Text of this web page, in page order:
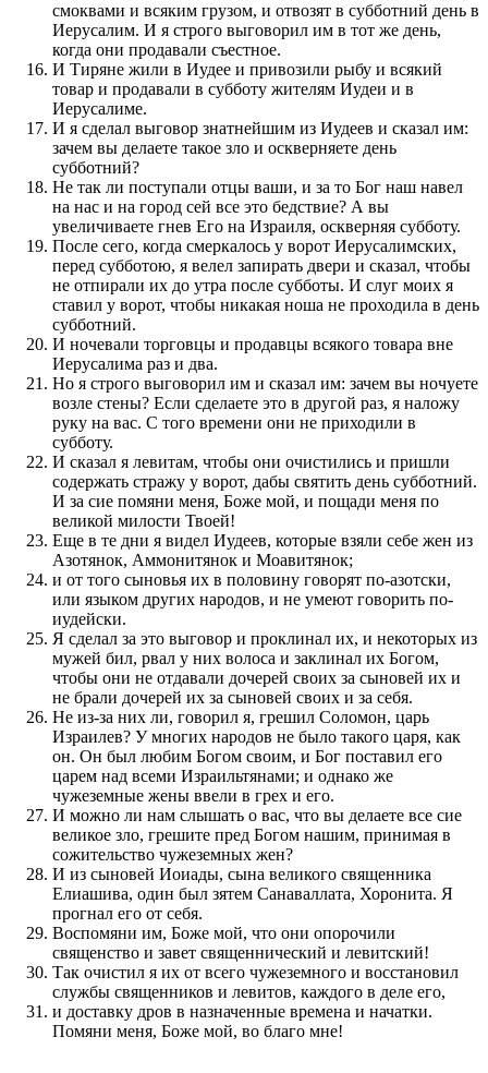
смоквами и всяким грузом, и отвозят в субботний день в
Иерусалим. И я строго выговорил им в тот же день,
когда они продавали съестное.
И Тиряне жили в Иудее и привозили рыбу и всякий
товар и продавали в субботу жителям Иудеи и в
Иерусалиме.
И я сделал выговор знатнейшим из Иудеев и сказал им:
зачем вы делаете такое зло и оскверняете день
субботний?
Не так ли поступали отцы ваши, и за то Бог наш навел
на нас и на город сей все это бедствие? А вы
увеличиваете гнев Его на Израиля, оскверняя субботу.
После сего, когда смеркалось у ворот Иерусалимских,
перед субботою, я велел запирать двери и сказал, чтобы
не отпирали их до утра после субботы. И слуг моих я
ставил у ворот, чтобы никакая ноша не проходила в день
субботний.
И ночевали торговцы и продавцы всякого товара вне
Иерусалима раз и два.
Но я строго выговорил им и сказал им: зачем вы ночуете
возле стены? Если сделаете это в другой раз, я наложу
руку на вас. С того времени они не приходили в
субботу.
И сказал я левитам, чтобы они очистились и пришли
содержать стражу у ворот, дабы святить день субботний.
И за сие помяни меня, Боже мой, и пощади меня по
великой милости Твоей!
Еще в те дни я видел Иудеев, которые взяли себе жен из
Азотянок, Аммонитянок и Моавитянок;
и от того сыновья их в половину говорят по-азотски,
или языком других народов, и не умеют говорить по-
иудейски.
Я сделал за это выговор и проклинал их, и некоторых из
мужей бил, рвал у них волоса и заклинал их Богом,
чтобы они не отдавали дочерей своих за сыновей их и
не брали дочерей их за сыновей своих и за себя.
Не из-за них ли, говорил я, грешил Соломон, царь
Израилев? У многих народов не было такого царя, как
он. Он был любим Богом своим, и Бог поставил его
царем над всеми Израильтянами; и однако же
чужеземные жены ввели в грех и его.
И можно ли нам слышать о вас, что вы делаете все сие
великое зло, грешите пред Богом нашим, принимая в
сожительство чужеземных жен?
И из сыновей Иоиады, сына великого священника
Елиашива, один был зятем Санаваллата, Хоронита. Я
прогнал его от себя.
Воспомяни им, Боже мой, что они опорочили
священство и завет священнический и левитский!
Так очистил я их от всего чужеземного и восстановил
службы священников и левитов, каждого в деле его,
и доставку дров в назначенные времена и начатки.
Помяни меня, Боже мой, во благо мне!